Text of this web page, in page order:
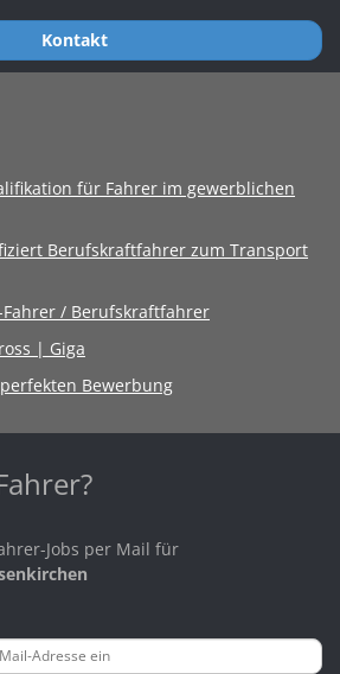
Kontakt
für Fahrer im gewerblichen
Berufskraftfahrer zum Transport
/ Berufskraftfahrer
| Giga
Bewerbung
Jobs per Mail für